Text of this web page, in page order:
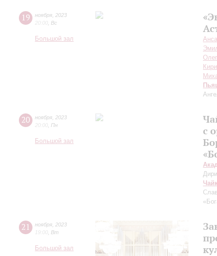
19 ноября 2023
20:00 Вс
Большой зал
20 ноября 2023
20:00 Пн
Большой зал
с
21 ноября 2023
19:00 Вт
Большой зал